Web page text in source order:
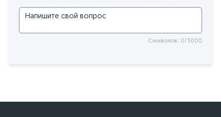
Символов: 0/3000